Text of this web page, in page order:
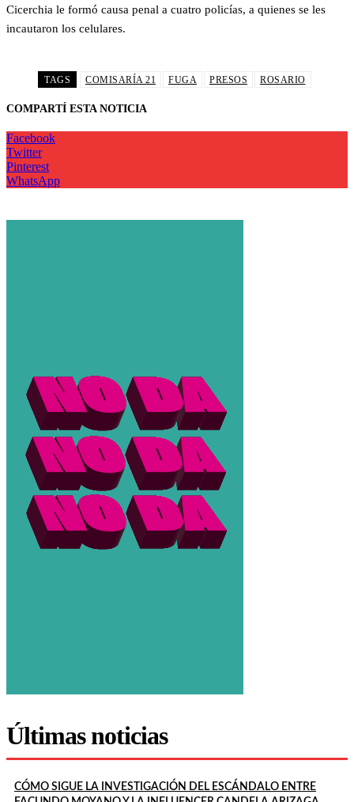
Cicerchia le formó causa penal a cuatro policías, a quienes se les
incautaron los celulares.
TAGS COMISARÍA 21 FUGA PRESOS ROSARIO
COMPARTÍ ESTA NOTICIA
Facebook
Twitter
Pinterest
WhatsApp
Últimas noticias
CÓMO SIGUE LA INVESTIGACIÓN DEL ESCÁNDALO ENTRE